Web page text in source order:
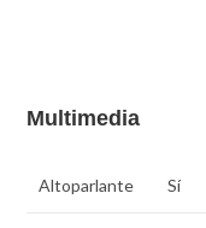
Multimedia
Altoparlante Sí